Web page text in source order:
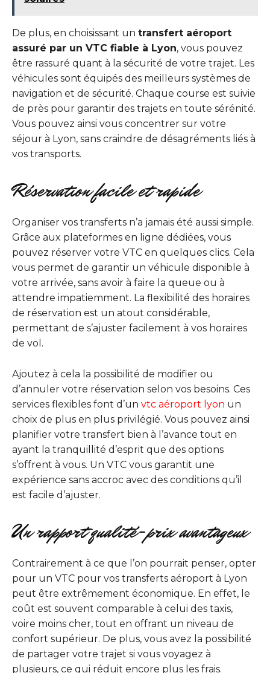
De plus, en choisissant un transfert aéroport
assuré par un VTC fiable à Lyon, vous pouvez
être rassuré quant à la sécurité de votre trajet. Les
véhicules sont équipés des meilleurs systèmes de
navigation et de sécurité. Chaque course est suivie
de près pour garantir des trajets en toute sérénité.
Vous pouvez ainsi vous concentrer sur votre
séjour à Lyon, sans craindre de désagréments liés à
vos transports.
Réservation facile et rapide
Organiser vos transferts n’a jamais été aussi simple.
Grâce aux plateformes en ligne dédiées, vous
pouvez réserver votre VTC en quelques clics. Cela
vous permet de garantir un véhicule disponible à
votre arrivée, sans avoir à faire la queue ou à
attendre impatiemment. La flexibilité des horaires
de réservation est un atout considérable,
permettant de s’ajuster facilement à vos horaires
de vol.
Ajoutez à cela la possibilité de modifier ou
d’annuler votre réservation selon vos besoins. Ces
services flexibles font d’un vtc aéroport lyon un
choix de plus en plus privilégié. Vous pouvez ainsi
planifier votre transfert bien à l’avance tout en
ayant la tranquillité d’esprit que des options
s’offrent à vous. Un VTC vous garantit une
expérience sans accroc avec des conditions qu’il
est facile d’ajuster.
Un rapport qualité-prix avantageux
Contrairement à ce que l’on pourrait penser, opter
pour un VTC pour vos transferts aéroport à Lyon
peut être extrêmement économique. En effet, le
coût est souvent comparable à celui des taxis,
voire moins cher, tout en offrant un niveau de
confort supérieur. De plus, vous avez la possibilité
de partager votre trajet si vous voyagez à
plusieurs, ce qui réduit encore plus les frais.